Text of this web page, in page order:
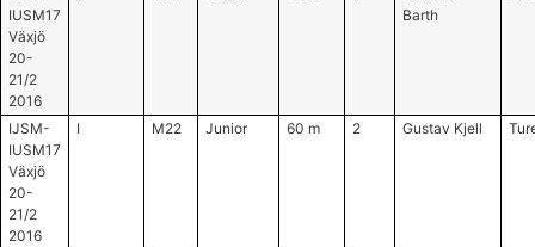
IUSM17
Växjö
20-
21/2
2016
Barth
IJSM-
IUSM17
Växjö
20-
21/2
2016
I M22 Junior 60 m 2 Gustav Kjell